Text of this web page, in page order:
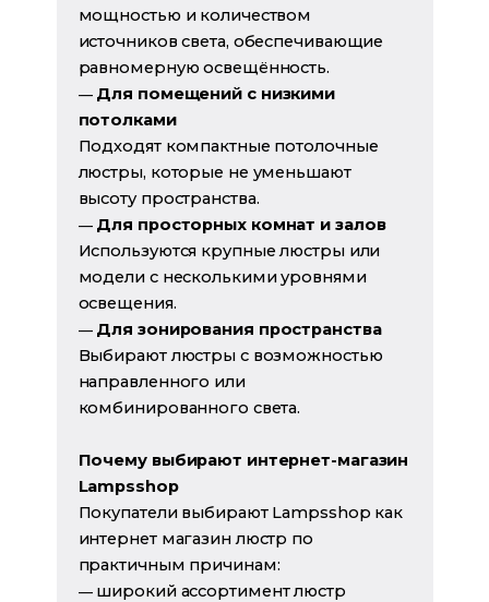
мощностью и количеством
источников света, обеспечивающие
равномерную освещённость.
— Для помещений с низкими
потолками
Подходят компактные потолочные
люстры, которые не уменьшают
высоту пространства.
— Для просторных комнат и залов
Используются крупные люстры или
модели с несколькими уровнями
освещения.
— Для зонирования пространства
Выбирают люстры с возможностью
направленного или
комбинированного света.
Почему выбирают интернет-магазин
Lampsshop
Покупатели выбирают Lampsshop как
интернет магазин люстр по
практичным причинам:
— широкий ассортимент люстр